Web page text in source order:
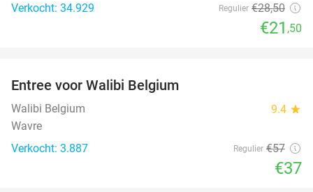
Verkocht: 34.929
Regulier €28,50
€21 ,50
Entree voor Walibi Belgium
Walibi Belgium 9.4 star
Wavre
Verkocht: 3.887
Regulier €57
€37